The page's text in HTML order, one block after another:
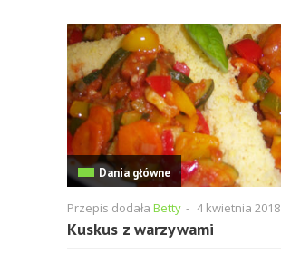
Dania główne
Przepis dodała Betty - 4 kwietnia 2018
Kuskus z warzywami